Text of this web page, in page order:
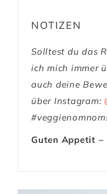
NOTIZEN
Solltest du das
ich mich immer
auch deine
über Instagram:
Guten Appetit